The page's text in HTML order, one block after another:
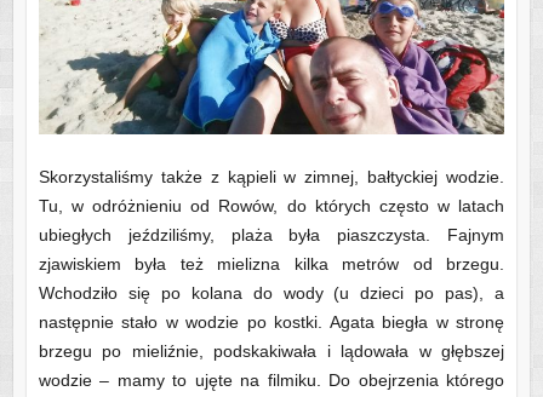
Skorzystaliśmy także z kąpieli w zimnej, bałtyckiej wodzie.
Tu, w odróżnieniu od Rowów, do których często w latach
ubiegłych jeździliśmy, plaża była piaszczysta. Fajnym
zjawiskiem była też mielizna kilka metrów od brzegu.
Wchodziło się po kolana do wody (u dzieci po pas), a
następnie stało w wodzie po kostki. Agata biegła w stronę
brzegu po mieliźnie, podskakiwała i lądowała w głębszej
wodzie – mamy to ujęte na filmiku. Do obejrzenia którego